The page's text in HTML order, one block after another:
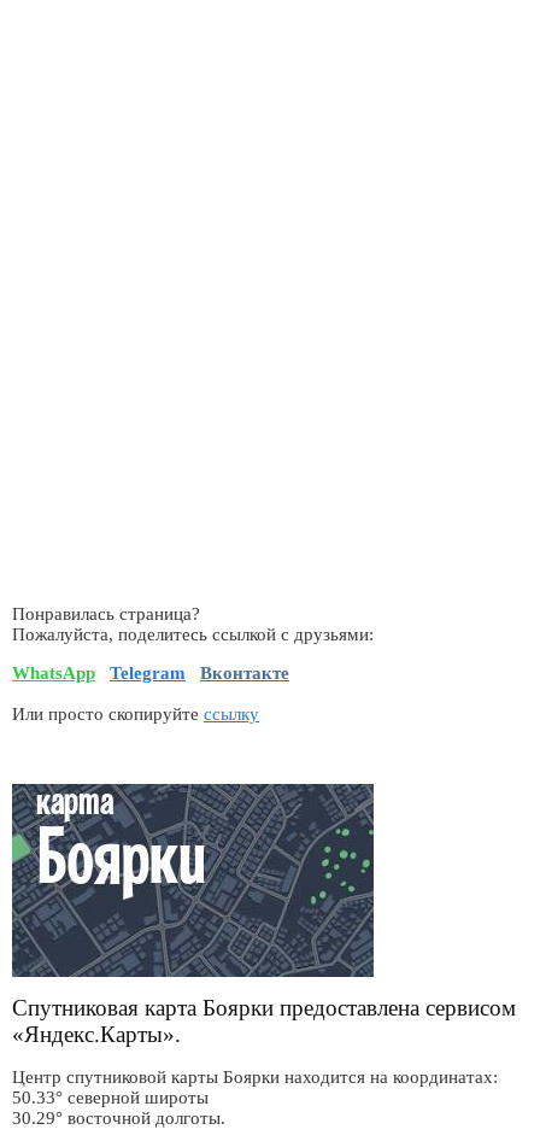
Понравилась страница?
Пожалуйста, поделитесь ссылкой с друзьями:
WhatsApp
Telegram Вконтакте
Или просто скопируйте ссылку
Спутниковая карта Боярки предоставлена сервисом
«Яндекс.Карты».
Центр спутниковой карты Боярки находится на координатах:
50.33° северной широты
30.29° восточной долготы.